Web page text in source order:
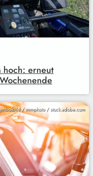
erneut
/ mmphoto / stock.adobe.com